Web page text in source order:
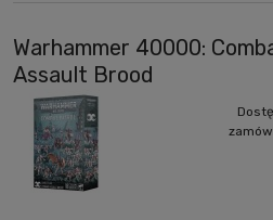
Warhammer 40000:
Assault Brood